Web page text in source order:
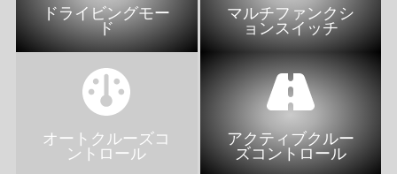
ドライビングモー
ド
マルチファンクシ
ョンスイッチ
オートクルーズコ
ントロール
アクティブクルー
ズコントロール